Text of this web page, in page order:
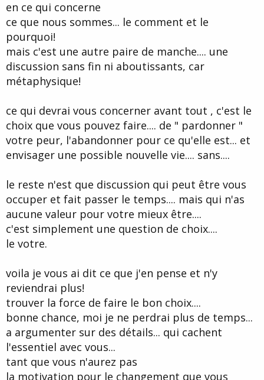
en ce qui concerne
ce que nous sommes... le comment et le
pourquoi!
mais c'est une autre paire de manche.... une
discussion sans fin ni aboutissants, car
métaphysique!
ce qui devrai vous concerner avant tout , c'est le
choix que vous pouvez faire.... de " pardonner "
votre peur, l'abandonner pour ce qu'elle est... et
envisager une possible nouvelle vie.... sans....
le reste n'est que discussion qui peut être vous
occuper et fait passer le temps.... mais qui n'as
aucune valeur pour votre mieux être....
c'est simplement une question de choix....
le votre.
voila je vous ai dit ce que j'en pense et n'y
reviendrai plus!
trouver la force de faire le bon choix....
bonne chance, moi je ne perdrai plus de temps...
a argumenter sur des détails... qui cachent
l'essentiel avec vous...
tant que vous n'aurez pas
la motivation pour le changement que vous